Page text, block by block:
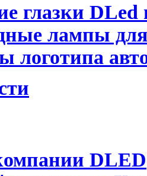
глазки DLed
лампы
логотипа
DLED